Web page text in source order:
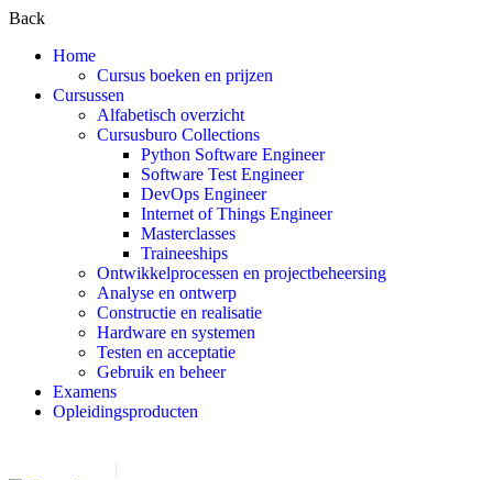
Back
Home
Cursus boeken en prijzen
Cursussen
Alfabetisch overzicht
Cursusburo Collections
Python Software Engineer
Software Test Engineer
DevOps Engineer
Internet of Things Engineer
Masterclasses
Traineeships
Ontwikkelprocessen en projectbeheersing
Analyse en ontwerp
Constructie en realisatie
Hardware en systemen
Testen en acceptatie
Gebruik en beheer
Examens
Opleidingsproducten